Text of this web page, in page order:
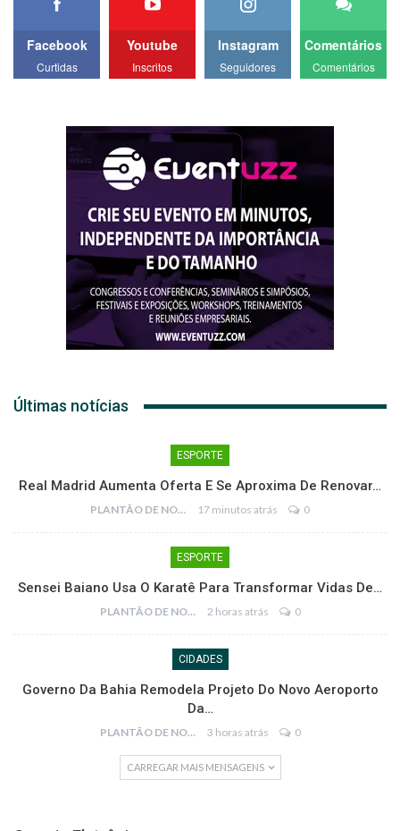
Facebook
Curtidas
Youtube
Inscritos
Instagram
Seguidores
Comentários
Comentários
Últimas notícias
ESPORTE
Real Madrid Aumenta Oferta E Se Aproxima De Renovar…
PLANTÃO DE NOTÍCIAS 17 minutos atrás 0
ESPORTE
Sensei Baiano Usa O Karatê Para Transformar Vidas De…
PLANTÃO DE NOTÍCIAS 2 horas atrás 0
CIDADES
Governo Da Bahia Remodela Projeto Do Novo Aeroporto
Da…
PLANTÃO DE NOTÍCIAS 3 horas atrás 0
CARREGAR MAIS MENSAGENS